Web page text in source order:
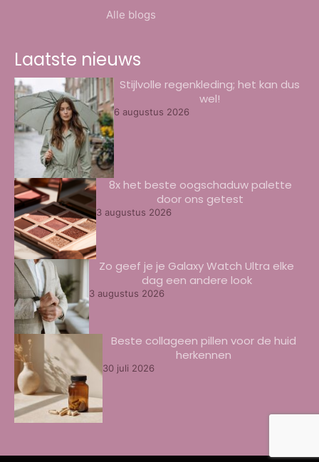
Alle blogs
Laatste nieuws
Stijlvolle regenkleding; het kan dus
wel!
6 augustus 2026
8x het beste oogschaduw palette
door ons getest
3 augustus 2026
Zo geef je je Galaxy Watch Ultra elke
dag een andere look
3 augustus 2026
Beste collageen pillen voor de huid
herkennen
30 juli 2026